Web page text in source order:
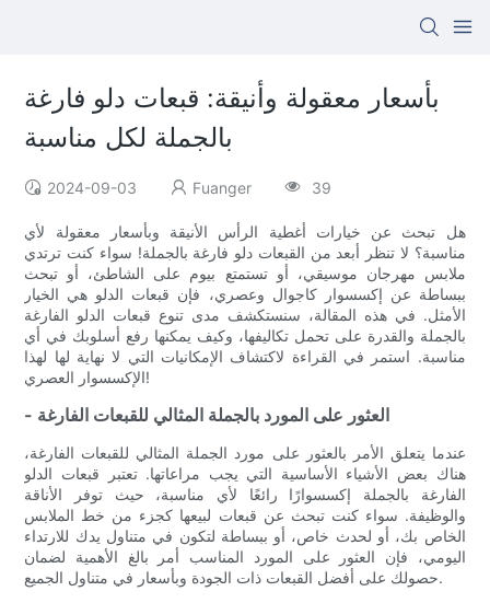
بأسعار معقولة وأنيقة: قبعات دلو فارغة
بالجملة لكل مناسبة
2024-09-03 Fuanger 39
هل تبحث عن خيارات أغطية الرأس الأنيقة وبأسعار معقولة لأي
مناسبة؟ لا تنظر أبعد من القبعات دلو فارغة بالجملة! سواء كنت ترتدي
ملابس مهرجان موسيقي، أو تستمتع بيوم على الشاطئ، أو تبحث
ببساطة عن إكسسوار كاجوال وعصري، فإن قبعات الدلو هي الخيار
الأمثل. في هذه المقالة، سنستكشف مدى تنوع قبعات الدلو الفارغة
بالجملة والقدرة على تحمل تكاليفها، وكيف يمكنها رفع أسلوبك في أي
مناسبة. استمر في القراءة لاكتشاف الإمكانيات التي لا نهاية لها لهذا
الإكسسوار العصري!
- العثور على المورد بالجملة المثالي للقبعات الفارغة
عندما يتعلق الأمر بالعثور على مورد الجملة المثالي للقبعات الفارغة،
هناك بعض الأشياء الأساسية التي يجب مراعاتها. تعتبر قبعات الدلو
الفارغة بالجملة إكسسوارًا رائعًا لأي مناسبة، حيث توفر الأناقة
والوظيفة. سواء كنت تبحث عن قبعات لبيعها كجزء من خط الملابس
الخاص بك، أو لحدث خاص، أو ببساطة لتكون في متناول يدك للارتداء
اليومي، فإن العثور على المورد المناسب أمر بالغ الأهمية لضمان
حصولك على أفضل القبعات ذات الجودة وبأسعار في متناول الجميع.